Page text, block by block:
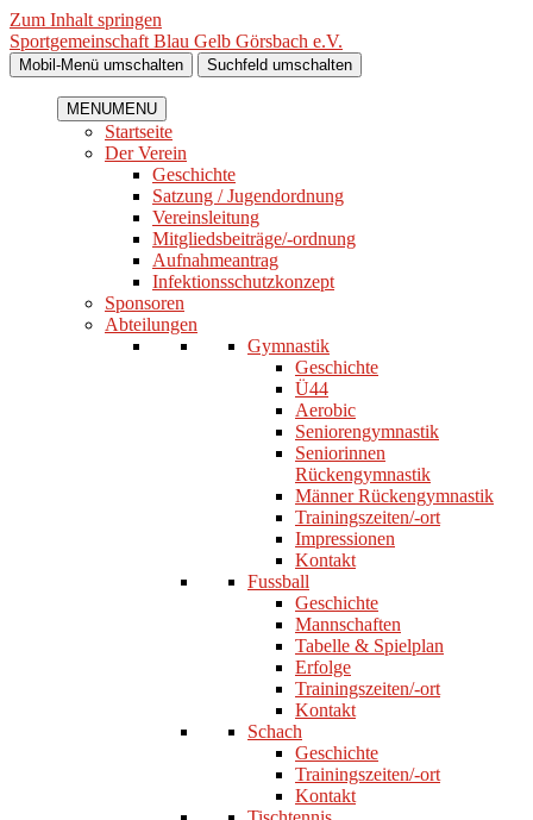
Zum Inhalt springen
Sportgemeinschaft Blau Gelb Görsbach e.V.
Mobil-Menü umschalten Suchfeld umschalten
MENUMENU
Startseite
Der Verein
Geschichte
Satzung / Jugendordnung
Vereinsleitung
Mitgliedsbeiträge/-ordnung
Aufnahmeantrag
Infektionsschutzkonzept
Sponsoren
Abteilungen
Gymnastik
Geschichte
Ü44
Aerobic
Seniorengymnastik
Seniorinnen
Rückengymnastik
Männer Rückengymnastik
Trainingszeiten/-ort
Impressionen
Kontakt
Fussball
Geschichte
Mannschaften
Tabelle & Spielplan
Erfolge
Trainingszeiten/-ort
Kontakt
Schach
Geschichte
Trainingszeiten/-ort
Kontakt